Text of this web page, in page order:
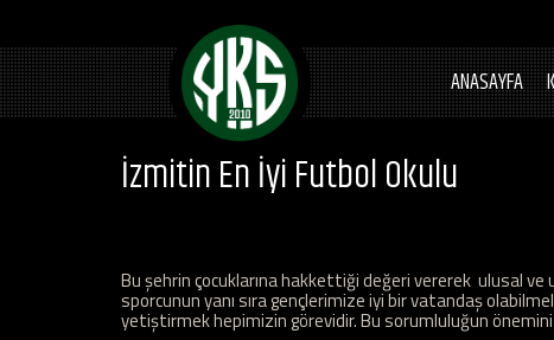
ANASAYFA
İzmitin En İyi Futbol Okulu
Bu şehrin çocuklarına hakkettiği değeri vererek ulusal
sporcunun yanı sıra gençlerimize iyi bir vatandaş
yetiştirmek hepimizin görevidir. Bu sorumluluğun